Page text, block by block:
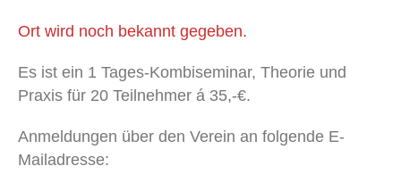
Ort wird noch bekannt gegeben.
Es ist ein 1 Tages-Kombiseminar, Theorie und
Praxis für 20 Teilnehmer á 35,-€.
Anmeldungen über den Verein an folgende E-
Mailadresse: